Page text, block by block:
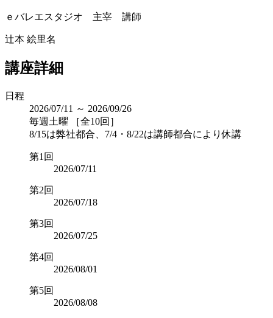
ｅバレエスタジオ 主宰 講師
辻本 絵里名
講座詳細
日程
2026/07/11 ～ 2026/09/26
毎週土曜 ［全10回］
8/15は弊社都合、7/4・8/22は講師都合により休講
第1回
2026/07/11
第2回
2026/07/18
第3回
2026/07/25
第4回
2026/08/01
第5回
2026/08/08